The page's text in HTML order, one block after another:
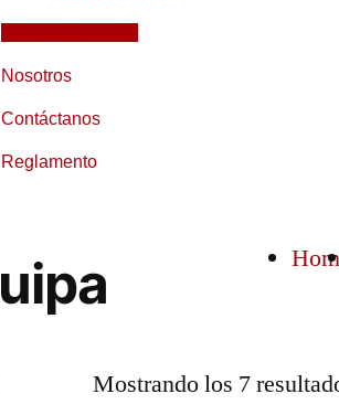
Nosotros
Contáctanos
Reglamento
Mostrando los 7